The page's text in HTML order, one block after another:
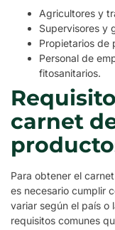
Agricultores y
Supervisores y
Propietarios de
Personal de
fitosanitarios.
carnet
Para obtener el
es necesario cumplir
variar según el país o
requisitos comunes